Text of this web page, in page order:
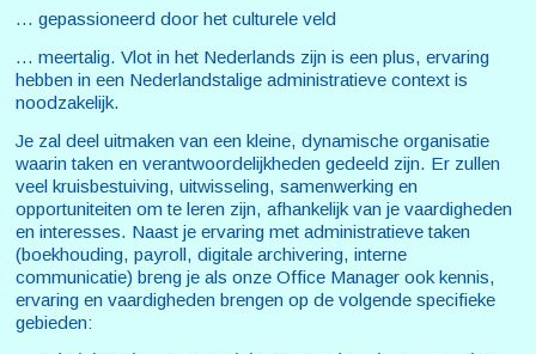
… gepassioneerd door het culturele veld
… meertalig. Vlot in het Nederlands zijn is een plus, ervaring
hebben in een Nederlandstalige administratieve context is
noodzakelijk.
Je zal deel uitmaken van een kleine, dynamische organisatie
waarin taken en verantwoordelijkheden gedeeld zijn. Er zullen
veel kruisbestuiving, uitwisseling, samenwerking en
opportuniteiten om te leren zijn, afhankelijk van je vaardigheden
en interesses. Naast je ervaring met administratieve taken
(boekhouding, payroll, digitale archivering, interne
communicatie) breng je als onze Office Manager ook kennis,
ervaring en vaardigheden brengen op de volgende specifieke
gebieden: